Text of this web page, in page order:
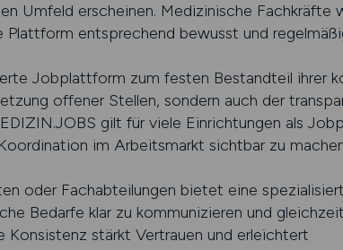
Umfeld erscheinen. Medizinische Fachkräfte
entsprechend bewusst und
Jobplattform zum festen Bestandteil ihrer
offener Stellen, sondern auch der
gilt für viele Einrichtungen als
im Arbeitsmarkt sichtbar zu
oder Fachabteilungen bietet eine
Bedarfe klar zu kommunizieren und
stärkt Vertrauen und erleichtert